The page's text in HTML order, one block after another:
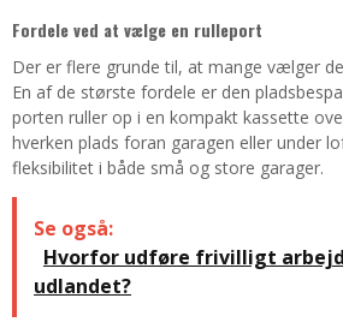
Fordele ved at vælge en rulleport
Der er flere grunde til, at mange vælger
En af de største fordele er den
porten ruller op i en kompakt kassette
hverken plads foran garagen eller under
fleksibilitet i både små og store garager.
Se også:
Hvorfor udføre frivilligt
udlandet?